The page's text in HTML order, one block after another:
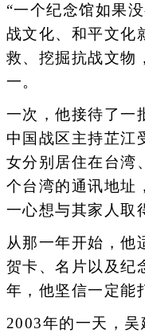
“一个纪念馆如果
战文化、和平文化
救、挖掘抗战文物
一。
一次，他接待了一
中国战区主持芷江
女分别居住在台湾
个台湾的通讯地址
一心想与其家人取
从那一年开始，他
贺卡、名片以及纪
年，他坚信一定能
2003年的一天，